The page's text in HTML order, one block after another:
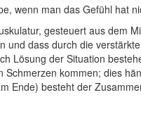
wenn man das Gefühl hat
gesteuert aus dem
und dass durch die
Lösung der Situation
kommen; dies
Ende) besteht der